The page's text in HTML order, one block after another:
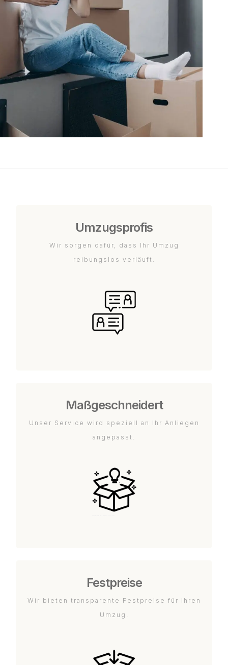
Umzugsprofis
Wir sorgen dafür, dass Ihr Umzug
reibungslos verläuft.
Maßgeschneidert
Unser Service wird speziell an Ihr Anliegen
angepasst.
Festpreise
Wir bieten transparente Festpreise für Ihren
Umzug.